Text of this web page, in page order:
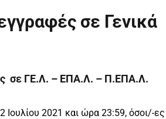
σε Γενικά
σε ΓΕ.Λ. – ΕΠΑ.Λ. – Π.ΕΠΑ.Λ.
2021 και ώρα 23:59, όσοι/-ες